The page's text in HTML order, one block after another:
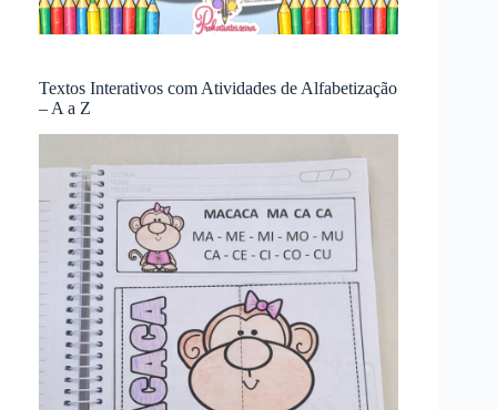
Textos Interativos com Atividades de Alfabetização
– A a Z